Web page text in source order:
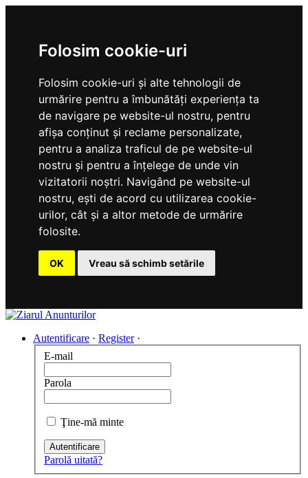
Folosim cookie-uri
Folosim cookie-uri și alte tehnologii de
urmărire pentru a îmbunătăți experiența ta
de navigare pe website-ul nostru, pentru
afișa conținut și reclame personalizate,
pentru a analiza traficul de pe website-ul
nostru și pentru a înțelege de unde vin
vizitatorii noștri. Navigând pe website-ul
nostru, ești de acord cu utilizarea cookie-
urilor, cât și a altor metode de urmărire
folosite.
OK Vreau să schimb setările
Autentificare · Register ·
E-mail
Parola
Ţine-mă minte
Autentificare
Parolă uitată?